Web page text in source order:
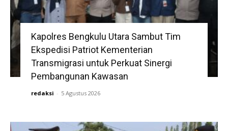
Kapolres Bengkulu Utara Sambut Tim
Ekspedisi Patriot Kementerian
Transmigrasi untuk Perkuat Sinergi
Pembangunan Kawasan
redaksi - 5 Agustus 2026